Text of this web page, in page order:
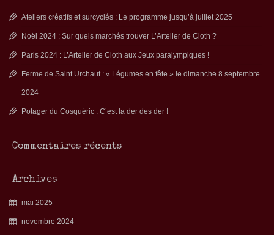
Ateliers créatifs et surcyclés : Le programme jusqu’à juillet 2025
Noël 2024 : Sur quels marchés trouver L’Artelier de Cloth ?
Paris 2024 : L’Artelier de Cloth aux Jeux paralympiques !
Ferme de Saint Urchaut : « Légumes en fête » le dimanche 8 septembre
2024
Potager du Cosquéric : C’est la der des der !
Commentaires récents
Archives
mai 2025
novembre 2024